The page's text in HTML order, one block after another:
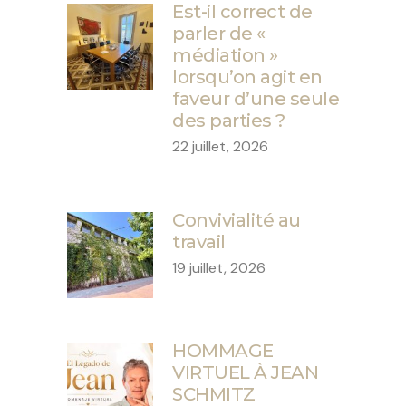
Est-il correct de
parler de «
médiation »
lorsqu’on agit en
faveur d’une seule
des parties ?
22 juillet, 2026
Convivialité au
travail
19 juillet, 2026
HOMMAGE
VIRTUEL À JEAN
SCHMITZ